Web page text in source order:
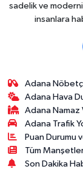
sadelik ve
insanlara
Adana
Adana Hava
Adana Namaz
Adana Trafik
Puan Durumu
Tüm
Son Dakika